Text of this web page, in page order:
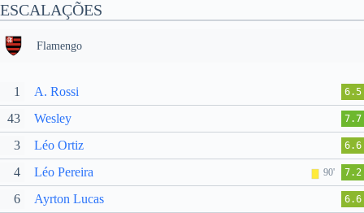
ESCALAÇÕES
Flamengo
1 A. Rossi 6.5
43 Wesley 7.7
3 Léo Ortiz 6.6
4 Léo Pereira 90' 7.2
6 Ayrton Lucas 6.6